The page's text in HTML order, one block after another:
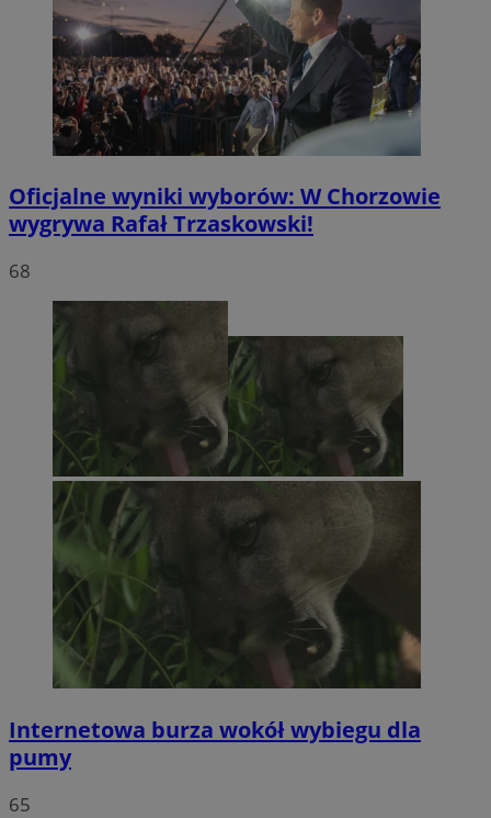
Oficjalne wyniki wyborów: W Chorzowie
wygrywa Rafał Trzaskowski!
68
Internetowa burza wokół wybiegu dla
pumy
65